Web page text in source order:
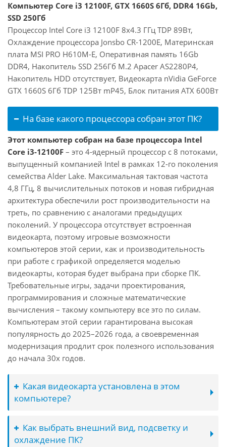
Компьютер Core i3 12100F, GTX 1660S 6Гб, DDR4 16Gb,
SSD 250Гб
Процессор Intel Core i3 12100F 8x4.3 ГГц TDP 89Вт,
Охлаждение процессора Jonsbo CR-1200E, Материнская
плата MSI PRO H610M-E, Оперативная память 16Gb
DDR4, Накопитель SSD 256Гб M.2 Apacer AS2280P4,
Накопитель HDD отсутствует, Видеокарта nVidia GeForce
GTX 1660S 6Гб TDP 125Вт mP45, Блок питания ATX 600Вт
На базе какого процессора собран этот ПК?
Этот компьютер собран на базе процессора Intel
Core i3-12100F – это 4-ядерный процессор с 8 потоками,
выпущенный компанией Intel в рамках 12-го поколения
семейства Alder Lake. Максимальная тактовая частота
4,8 ГГц, 8 вычислительных потоков и новая гибридная
архитектура обеспечили рост производительности на
треть, по сравнению с аналогами предыдущих
поколений. У процессора отсутствует встроенная
видеокарта, поэтому игровые возможности
компьютеров этой серии, как и производительность
при работе с графикой определяется моделью
видеокарты, которая будет выбрана при сборке ПК.
Требовательные игры, задачи проектирования,
программирования и сложные математические
вычисления – такому компьютеру все это по силам.
Компьютерам этой серии гарантирована высокая
популярность до 2025–2026 года, а своевременная
модернизация продлит срок полезного использования
до начала 30х годов.
Какая видеокарта установлена в этом
компьютере?
Как выбрать внешний вид, подсветку и
охлаждение ПК?